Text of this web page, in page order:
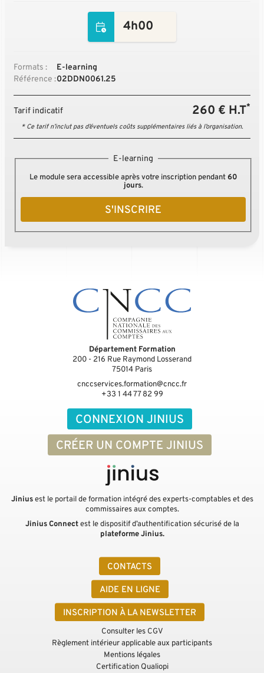
4h00
Formats :
E-learning
Référence :02DDN0061.25
Tarif indicatif 260 € H.T*
* Ce tarif n’inclut pas d’éventuels coûts supplémentaires liés à l’organisation.
E-learning
Le module sera accessible après votre inscription pendant60
jours.
S'INSCRIRE
CONNEXION JINIUS
CRÉER UN COMPTE JINIUS
CONTACTS
AIDE EN LIGNE
INSCRIPTION À LA NEWSLETTER
Département Formation
200 - 216 Rue Raymond Losserand
75014 Paris
cnccservices.formation@cncc.fr
+33 1 44 77 82 99
Jiniusest le portail de formation intégré des experts-comptables et des
commissaires aux comptes.
Jinius Connectest le dispositif d’authentification sécurisé de la
plateforme Jinius.
Consulter les CGV
Règlement intérieur applicable aux participants
Mentions légales
Certification Qualiopi